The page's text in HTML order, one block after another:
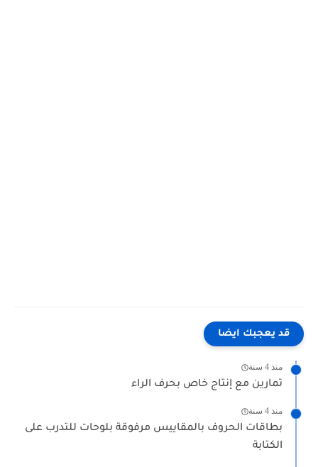
قد يعجبك ايضا
منذ 4 سنة
تمارين مع إنتاج خاص بحرف الراء
منذ 4 سنة
بطاقات الحروف بالمقاييس مرفوقة بلوحات للتدرب على
الكتابة